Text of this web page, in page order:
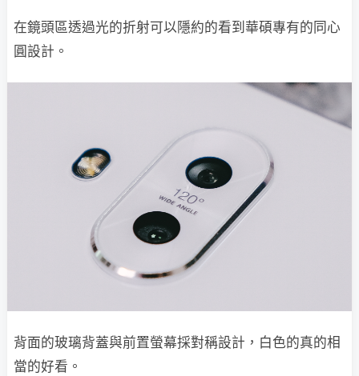
在鏡頭區透過光的折射可以隱約的看到華碩專有的同心
圓設計。
背面的玻璃背蓋與前置螢幕採對稱設計，白色的真的相
當的好看。